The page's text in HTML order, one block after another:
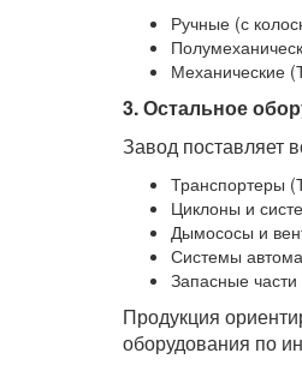
Ручные (с
3. Остальное
Завод поставляет
Транспортеры
Циклоны и
Дымососы и
Системы
Запасные
Продукция
оборудования по